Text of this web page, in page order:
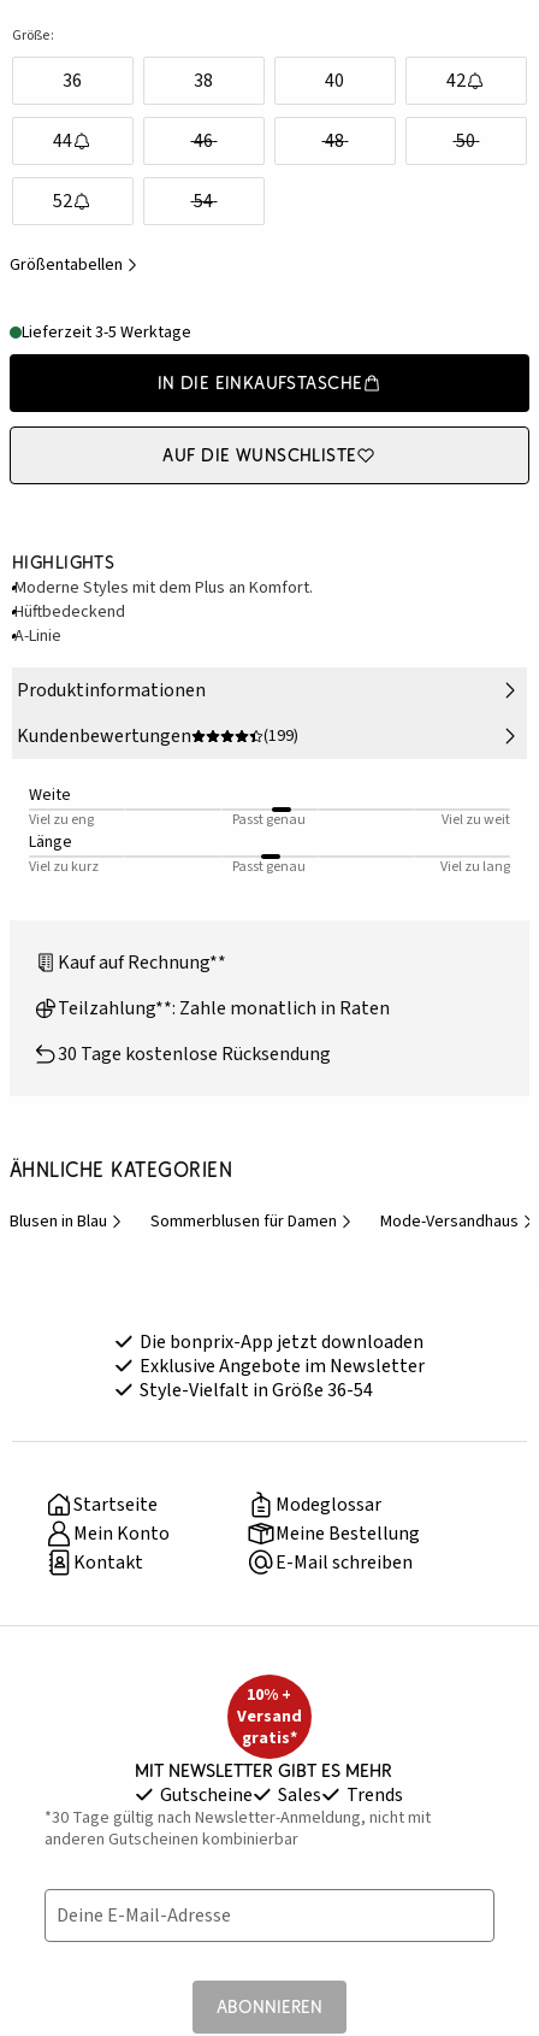
Größe:
36 38 40 42
44 46 48 50
52 54
Größentabellen
Lieferzeit 3-5 Werktage
In die Einkaufstasche
Auf die Wunschliste
Highlights
Moderne Styles mit dem Plus an Komfort.
Hüftbedeckend
A-Linie
Produktinformationen
Kundenbewertungen
(199)
Weite
Viel zu eng Passt genau Viel zu weit
Länge
Viel zu kurz Passt genau Viel zu lang
Kauf auf Rechnung**
Teilzahlung**: Zahle monatlich in Raten
30 Tage kostenlose Rücksendung
Ähnliche Kategorien
Blusen in Blau Sommerblusen für Damen Mode-Versandhaus
Die bonprix-App jetzt downloaden
Exklusive Angebote im Newsletter
Style-Vielfalt in Größe 36-54
Startseite
Modeglossar
Mein Konto
Meine Bestellung
Kontakt
E-Mail schreiben
10% +
Versand
gratis*
Mit Newsletter gibt es mehr
Gutscheine Sales Trends
*30 Tage gültig nach Newsletter-Anmeldung, nicht mit
anderen Gutscheinen kombinierbar
Deine E-Mail-Adresse
ABONNIEREN